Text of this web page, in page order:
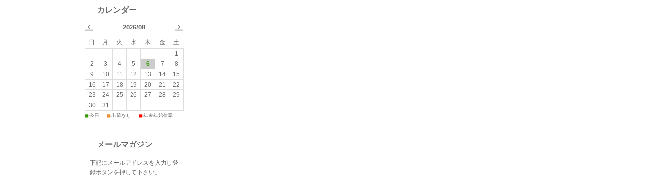
2026/08
日 月 火 水 木 金
土
1
2
3 4 5 6 7
8
9
10 11 12 13 14
15
16
17 18 19 20 21
22
23
24 25 26 27 28
29
30
31
■今日 ■出荷なし ■年末年始休業
メールマガジン
下記にメールアドレスを入力し登
録ボタンを押して下さい。